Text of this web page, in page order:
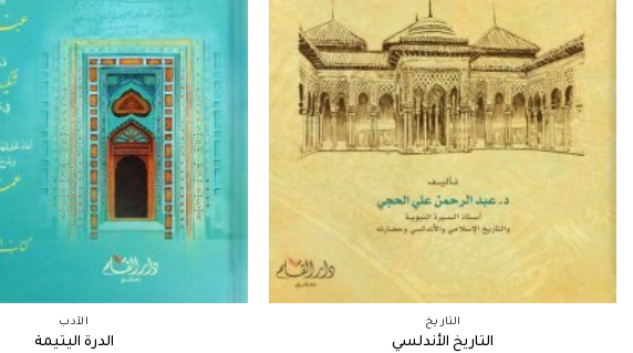
الأدب
الدرة اليتيمة
التاريخ
التاريخ الأندلسي